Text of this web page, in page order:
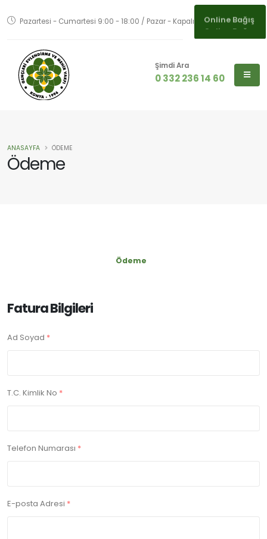
Pazartesi - Cumartesi 9:00 - 18:00 / Pazar - Kapalı Online Bağış
Şimdi Ara
0 332 236 14 60
Ödeme
ANASAYFA ÖDEME
Ödeme
Fatura Bilgileri
Ad Soyad *
T.C. Kimlik No *
Telefon Numarası *
E-posta Adresi *